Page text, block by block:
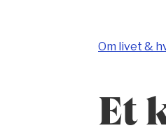
Om livet &
Et